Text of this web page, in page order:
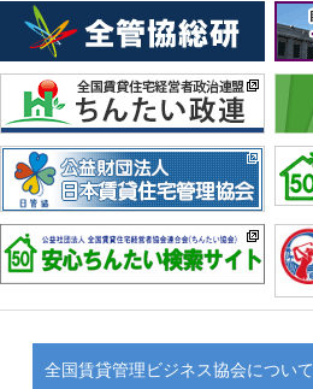
全国賃貸管理ビジネス協会について